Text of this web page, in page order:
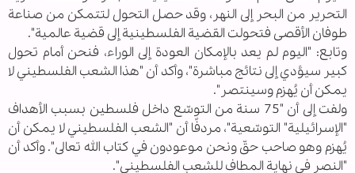
التحرير من البحر إلى النهر، وقد حصل التحول لتتمكن من صناعة
طوفان الأقصى فتحولت القضية الفلسطينية إلى قضية عالمية".
وتابع: "اليوم لم يعد بالإمكان العودة إلى الوراء، فنحن أمام تحول
كبير سيؤدي إلى نتائج مباشرة"، وأكد أن "هذا الشعب الفلسطيني لا
يمكن أن يُهزم وسينتصر".
ولفت إلى أن "75 سنة من التوسّع داخل فلسطين بسبب الأهداف
"الإسرائيلية" التوسّعية"، مردفًا أن "الشعب الفلسطيني لا يمكن أن
يُهزم وهو صاحب حقّ ونحن موعودون في كتاب الله تعالى". وأكد أن
"النصر في نهاية المطاف للشعب الفلسطيني".